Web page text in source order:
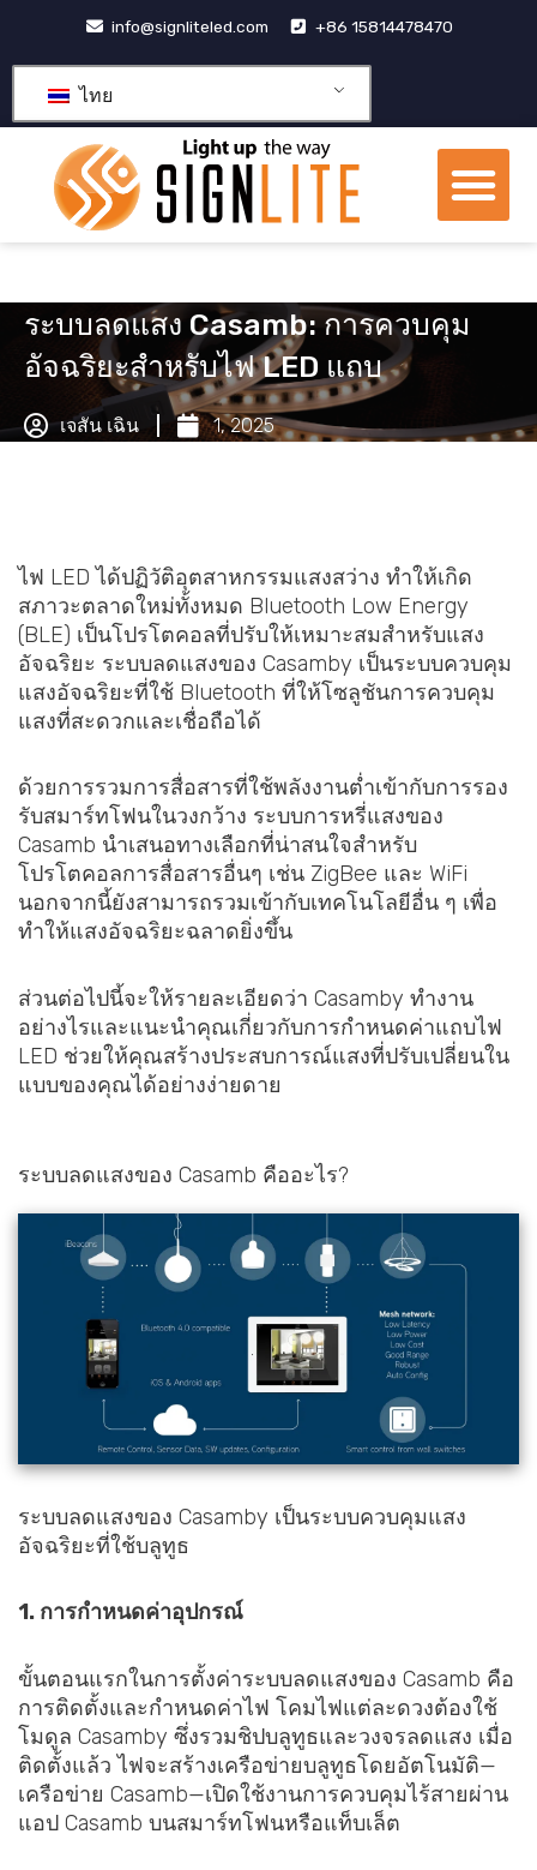
内
info@signliteled.com +86 15814478470
ไทย
เม
ระบบลดแสง Casamb: การควบคุม
อัจฉริยะสำหรับไฟ LED แถบ
เจสัน เฉิน 1, 2025
ไฟ LED ได้ปฏิวัติอุตสาหกรรมแสงสว่าง ทำให้เกิด
สภาวะตลาดใหม่ทั้งหมด Bluetooth Low Energy
(BLE) เป็นโปรโตคอลที่ปรับให้เหมาะสมสำหรับแสง
อัจฉริยะ ระบบลดแสงของ Casamby เป็นระบบควบคุม
แสงอัจฉริยะที่ใช้ Bluetooth ที่ให้โซลูชันการควบคุม
แสงที่สะดวกและเชื่อถือได้
ด้วยการรวมการสื่อสารที่ใช้พลังงานต่ำเข้ากับการรอง
รับสมาร์ทโฟนในวงกว้าง ระบบการหรี่แสงของ
Casamb นำเสนอทางเลือกที่น่าสนใจสำหรับ
โปรโตคอลการสื่อสารอื่นๆ เช่น ZigBee และ WiFi
นอกจากนี้ยังสามารถรวมเข้ากับเทคโนโลยีอื่น ๆ เพื่อ
ทำให้แสงอัจฉริยะฉลาดยิ่งขึ้น
ส่วนต่อไปนี้จะให้รายละเอียดว่า Casamby ทำงาน
อย่างไรและแนะนำคุณเกี่ยวกับการกำหนดค่าแถบไฟ
LED ช่วยให้คุณสร้างประสบการณ์แสงที่ปรับเปลี่ยนใน
แบบของคุณได้อย่างง่ายดาย
ระบบลดแสงของ Casamb คืออะไร?
ระบบลดแสงของ Casamby เป็นระบบควบคุมแสง
อัจฉริยะที่ใช้บลูทูธ
1. การกำหนดค่าอุปกรณ์
ขั้นตอนแรกในการตั้งค่าระบบลดแสงของ Casamb คือ
การติดตั้งและกำหนดค่าไฟ โคมไฟแต่ละดวงต้องใช้
โมดูล Casamby ซึ่งรวมชิปบลูทูธและวงจรลดแสง เมื่อ
ติดตั้งแล้ว ไฟจะสร้างเครือข่ายบลูทูธโดยอัตโนมัติ—
เครือข่าย Casamb—เปิดใช้งานการควบคุมไร้สายผ่าน
แอป Casamb บนสมาร์ทโฟนหรือแท็บเล็ต